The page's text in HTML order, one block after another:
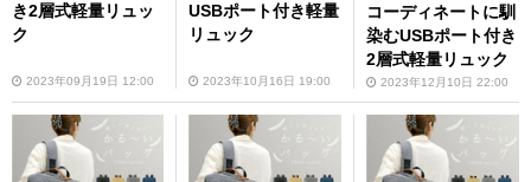
き2層式軽量リュッ
ク
2023年09月19日 12:00
USBポート付き軽量
リュック
2023年10月16日 19:00
コーディネートに馴
染むUSBポート付き
2層式軽量リュック
2023年12月10日 22:00